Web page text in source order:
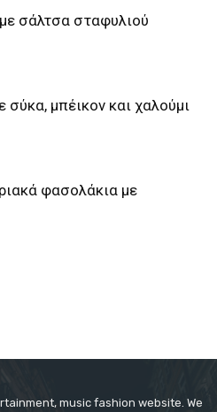
σάλτσα σταφυλιού
σύκα, μπέικον και χαλούμι
φασολάκια με
music fashion website. We